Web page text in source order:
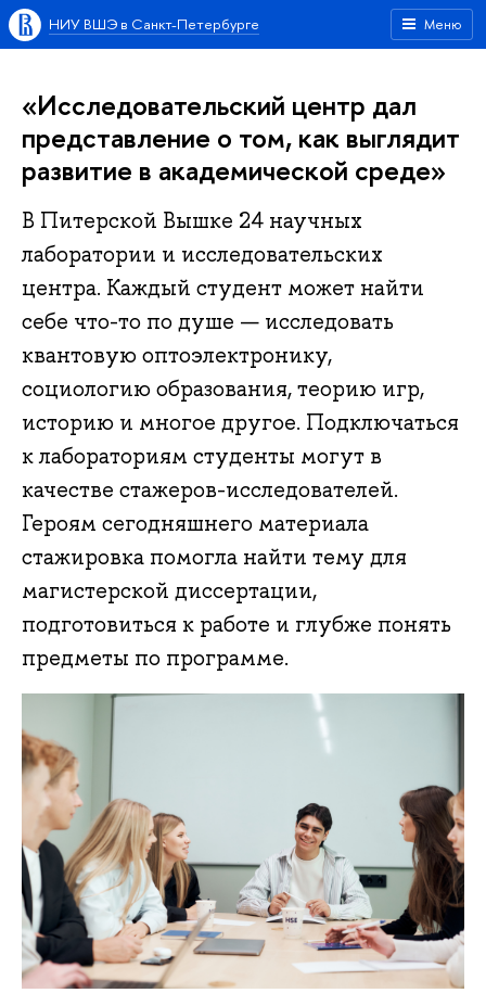
Меню
НИУ ВШЭ в Санкт-Петербурге
«Исследовательский центр дал
представление о том, как выглядит
развитие в академической среде»
В Питерской Вышке 24 научных
лаборатории и исследовательских
центра. Каждый студент может найти
себе что-то по душе — исследовать
квантовую оптоэлектронику,
социологию образования, теорию игр,
историю и многое другое. Подключаться
к лабораториям студенты могут в
качестве стажеров-исследователей.
Героям сегодняшнего материала
стажировка помогла найти тему для
магистерской диссертации,
подготовиться к работе и глубже понять
предметы по программе.